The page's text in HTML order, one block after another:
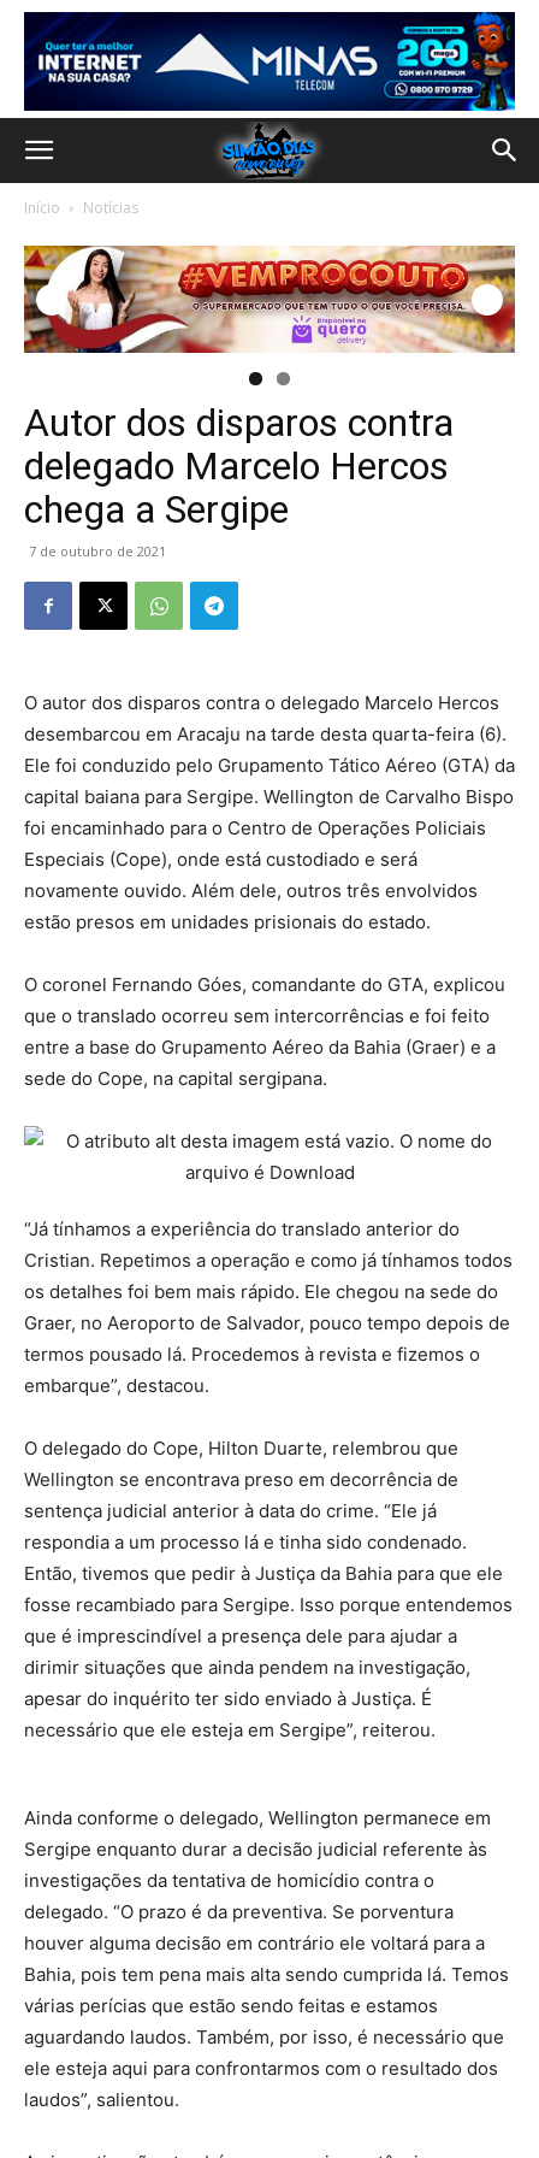
Início Notícias
Autor dos disparos contra
delegado Marcelo Hercos
chega a Sergipe
7 de outubro de 2021
O autor dos disparos contra o delegado Marcelo Hercos
desembarcou em Aracaju na tarde desta quarta-feira (6).
Ele foi conduzido pelo Grupamento Tático Aéreo (GTA) da
capital baiana para Sergipe. Wellington de Carvalho Bispo
foi encaminhado para o Centro de Operações Policiais
Especiais (Cope), onde está custodiado e será
novamente ouvido. Além dele, outros três envolvidos
estão presos em unidades prisionais do estado.
O coronel Fernando Góes, comandante do GTA, explicou
que o translado ocorreu sem intercorrências e foi feito
entre a base do Grupamento Aéreo da Bahia (Graer) e a
sede do Cope, na capital sergipana.
“Já tínhamos a experiência do translado anterior do
Cristian. Repetimos a operação e como já tínhamos todos
os detalhes foi bem mais rápido. Ele chegou na sede do
Graer, no Aeroporto de Salvador, pouco tempo depois de
termos pousado lá. Procedemos à revista e fizemos o
embarque”, destacou.
O delegado do Cope, Hilton Duarte, relembrou que
Wellington se encontrava preso em decorrência de
sentença judicial anterior à data do crime. “Ele já
respondia a um processo lá e tinha sido condenado.
Então, tivemos que pedir à Justiça da Bahia para que ele
fosse recambiado para Sergipe. Isso porque entendemos
que é imprescindível a presença dele para ajudar a
dirimir situações que ainda pendem na investigação,
apesar do inquérito ter sido enviado à Justiça. É
necessário que ele esteja em Sergipe”, reiterou.
Ainda conforme o delegado, Wellington permanece em
Sergipe enquanto durar a decisão judicial referente às
investigações da tentativa de homicídio contra o
delegado. “O prazo é da preventiva. Se porventura
houver alguma decisão em contrário ele voltará para a
Bahia, pois tem pena mais alta sendo cumprida lá. Temos
várias perícias que estão sendo feitas e estamos
aguardando laudos. Também, por isso, é necessário que
ele esteja aqui para confrontarmos com o resultado dos
laudos”, salientou.